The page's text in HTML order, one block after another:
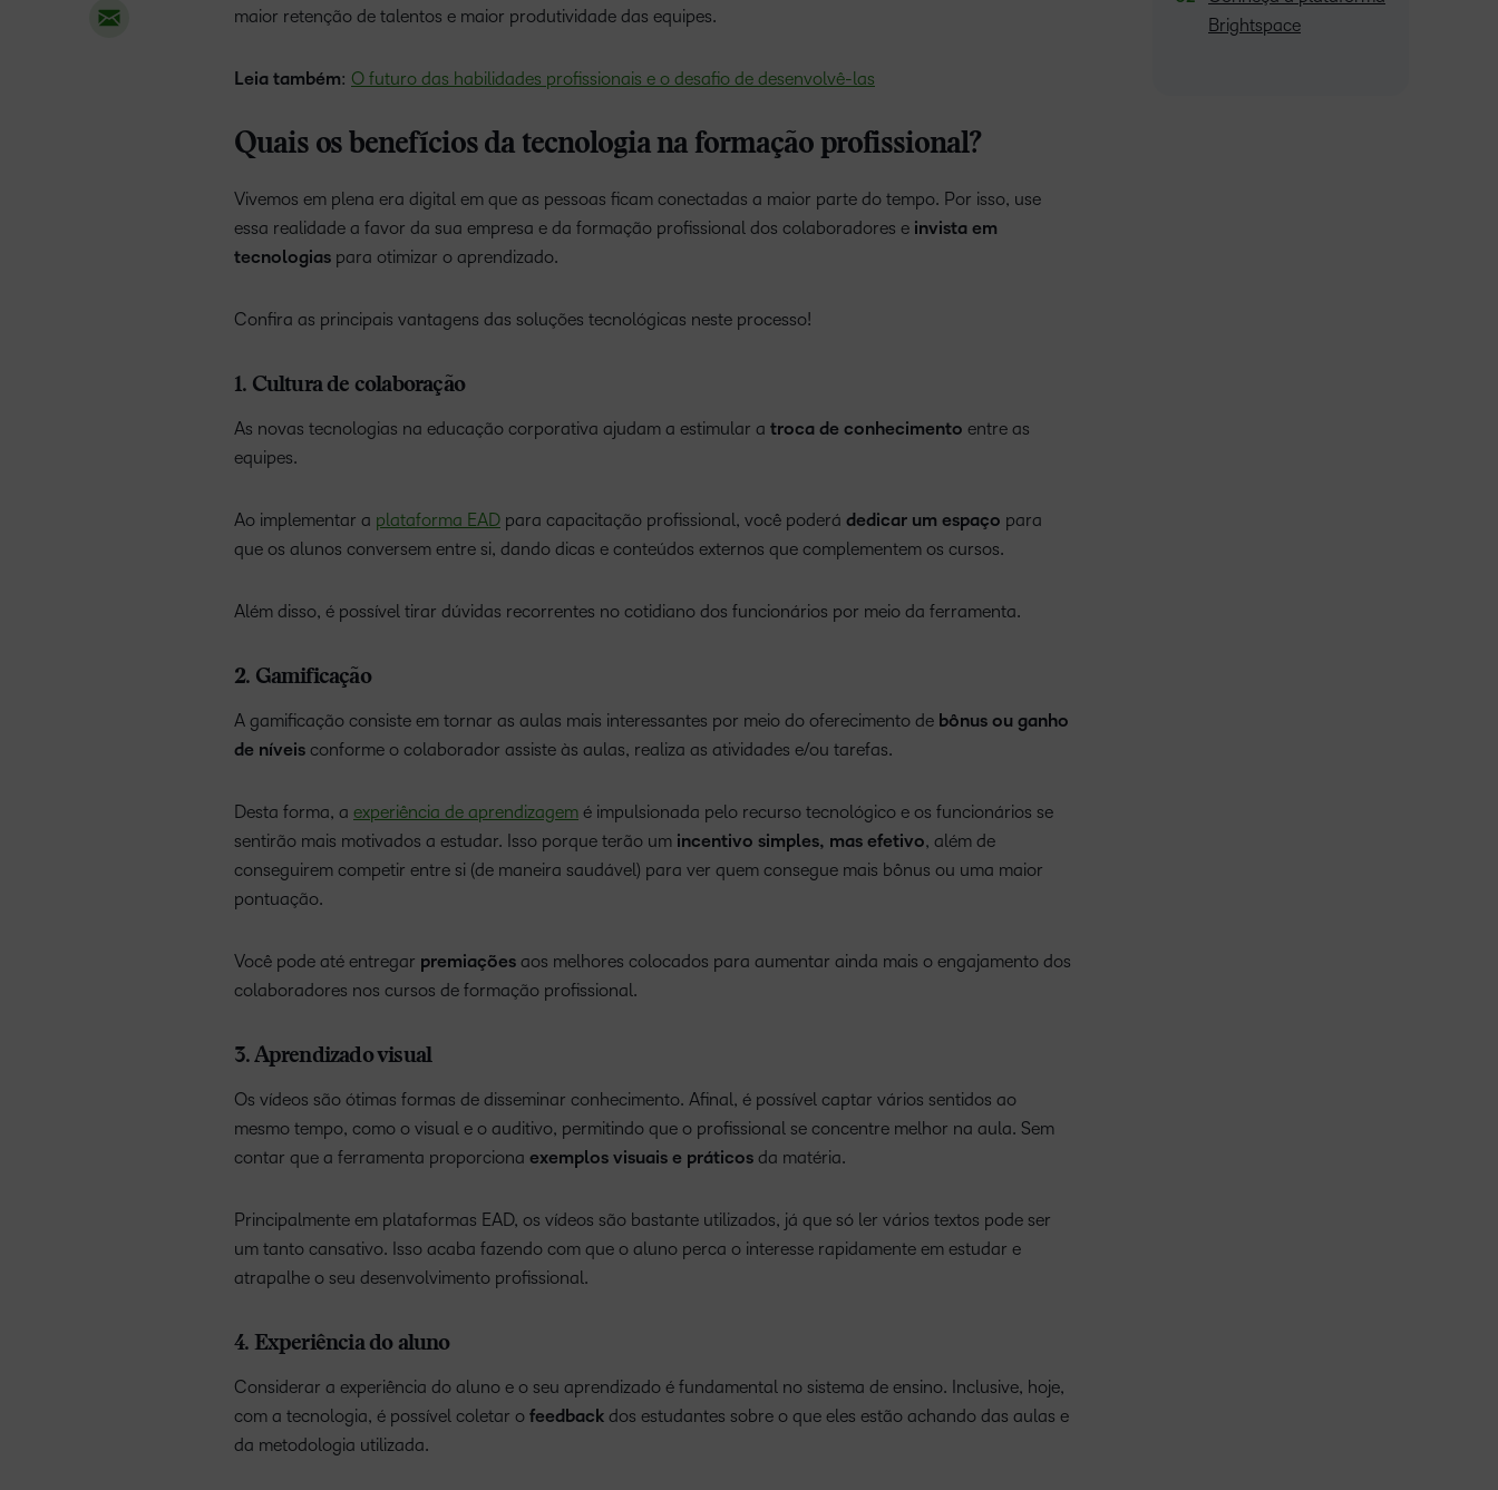
maior retenção de talentos e maior produtividade das equipes.
Leia também: O futuro das habilidades profissionais e o desafio de desenvolvê-las
Quais os benefícios da tecnologia na formação profissional?
Vivemos em plena era digital em que as pessoas ficam conectadas a maior parte do tempo. Por isso, use
essa realidade a favor da sua empresa e da formação profissional dos colaboradores e invista em
tecnologias para otimizar o aprendizado.
Confira as principais vantagens das soluções tecnológicas neste processo!
1. Cultura de colaboração
As novas tecnologias na educação corporativa ajudam a estimular a troca de conhecimento entre as
equipes.
Ao implementar a plataforma EAD para capacitação profissional, você poderá dedicar um espaço para
que os alunos conversem entre si, dando dicas e conteúdos externos que complementem os cursos.
Além disso, é possível tirar dúvidas recorrentes no cotidiano dos funcionários por meio da ferramenta.
2. Gamificação
A gamificação consiste em tornar as aulas mais interessantes por meio do oferecimento de bônus ou ganho
de níveis conforme o colaborador assiste às aulas, realiza as atividades e/ou tarefas.
Desta forma, a experiência de aprendizagem é impulsionada pelo recurso tecnológico e os funcionários se
sentirão mais motivados a estudar. Isso porque terão um incentivo simples, mas efetivo, além de
conseguirem competir entre si (de maneira saudável) para ver quem consegue mais bônus ou uma maior
pontuação.
Você pode até entregar premiações aos melhores colocados para aumentar ainda mais o engajamento dos
colaboradores nos cursos de formação profissional.
3. Aprendizado visual
Os vídeos são ótimas formas de disseminar conhecimento. Afinal, é possível captar vários sentidos ao
mesmo tempo, como o visual e o auditivo, permitindo que o profissional se concentre melhor na aula. Sem
contar que a ferramenta proporciona exemplos visuais e práticos da matéria.
Principalmente em plataformas EAD, os vídeos são bastante utilizados, já que só ler vários textos pode ser
um tanto cansativo. Isso acaba fazendo com que o aluno perca o interesse rapidamente em estudar e
atrapalhe o seu desenvolvimento profissional.
4. Experiência do aluno
Considerar a experiência do aluno e o seu aprendizado é fundamental no sistema de ensino. Inclusive, hoje,
com a tecnologia, é possível coletar o feedback dos estudantes sobre o que eles estão achando das aulas e
da metodologia utilizada.
Brightspace